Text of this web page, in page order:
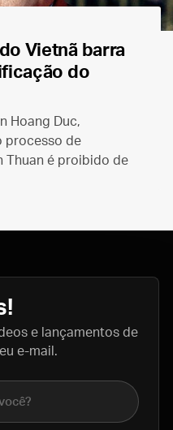
Vietnã barra
do
Hoang Duc,
processo de
Thuan é proibido de
e lançamentos de
e-mail.